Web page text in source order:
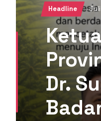
Headline Juli
Gaza